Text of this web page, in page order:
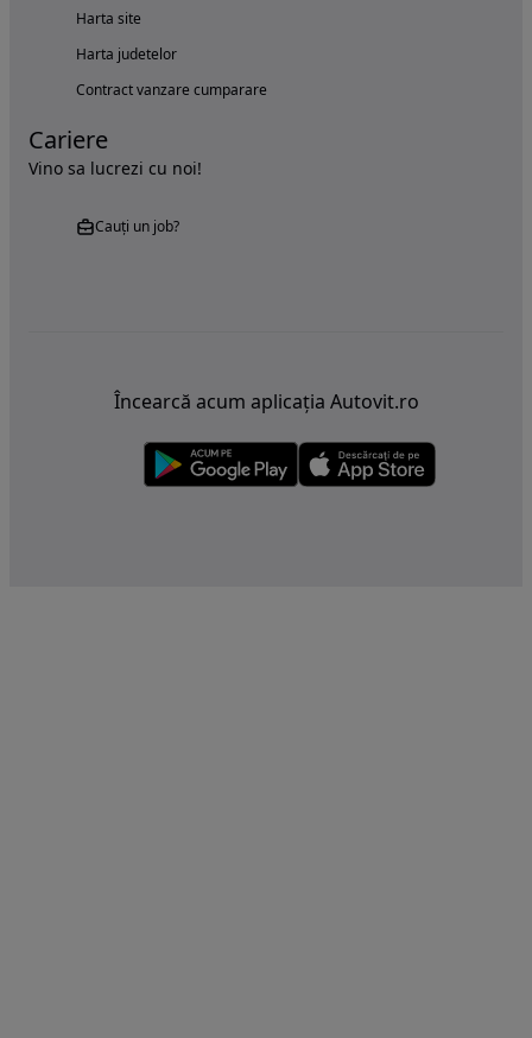
Harta site
Harta judetelor
Contract vanzare cumparare
Cariere
Vino sa lucrezi cu noi!
Cauți un job?
Încearcă acum aplicația Autovit.ro